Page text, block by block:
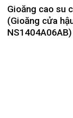
Gioăng cao su
(Gioăng cửa
NS1404A06AB)